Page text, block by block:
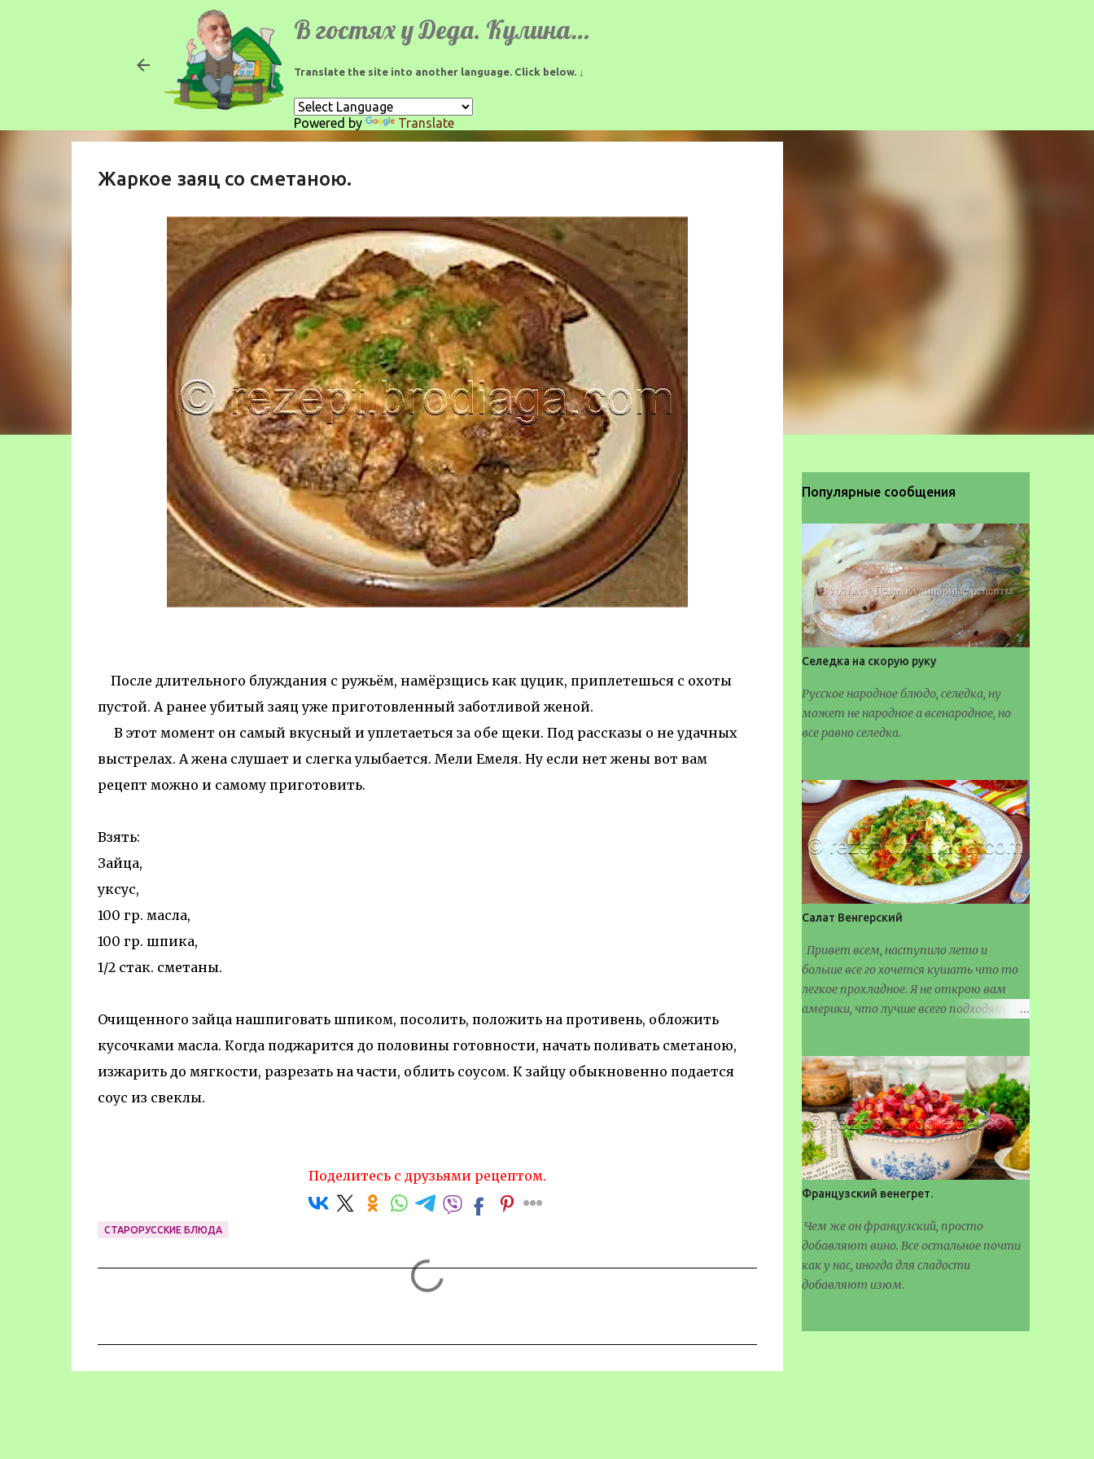
К основному контенту
В гостях у Деда. Кулинарные рецепты.
Translate the site into another language. Click below. ↓
Powered by Translate
Жаркое заяц со сметаною.
После длительного блуждания с ружьём, намёрзщись как цуцик, приплетешься с охоты
пустой. А ранее убитый заяц уже приготовленный заботливой женой.
В этот момент он самый вкусный и уплетаеться за обе щеки. Под рассказы о не удачных
выстрелах. А жена слушает и слегка улыбается. Мели Емеля. Ну если нет жены вот вам
рецепт можно и самому приготовить.
Взять:
Зайца,
уксус,
100 гр. масла,
100 гр. шпика,
1/2 стак. сметаны.
Очищенного зайца нашпиговать шпиком, посолить, положить на противень, обложить
кусочками масла. Когда поджарится до половины готовности, начать поливать сметаною,
изжарить до мягкости, разрезать на части, облить соусом. К зайцу обыкновенно подается
соус из свеклы.
Поделитесь с друзьями рецептом.
СТАРОРУССКИЕ БЛЮДА
Популярные сообщения
Селедка на скорую руку
Русское народное блюдо, селедка, ну
может не народное а всенародное, но
все равно селедка.
Салат Венгерский
Привет всем, наступило лето и
больше все го хочется кушать что то
легкое прохладное. Я не открою вам
америки, что лучше всего подходят
Французский венегрет.
Чем же он французский, просто
добавляют вино. Все остальное почти
как у нас, иногда для сладости
добавляют изюм.